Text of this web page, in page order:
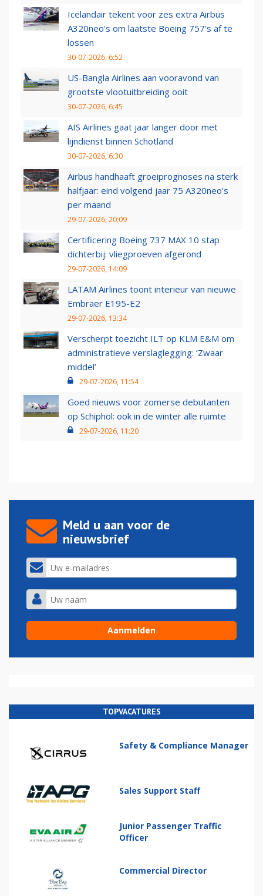
Icelandair tekent voor zes extra Airbus
A320neo's om laatste Boeing 757's af te
lossen
30-07-2026, 6:52
US-Bangla Airlines aan vooravond van
grootste vlootuitbreiding ooit
30-07-2026, 6:45
AIS Airlines gaat jaar langer door met
lijndienst binnen Schotland
30-07-2026, 6:30
Airbus handhaaft groeiprognoses na sterk
halfjaar: eind volgend jaar 75 A320neo’s
per maand
29-07-2026, 20:09
Certificering Boeing 737 MAX 10 stap
dichterbij: vliegproeven afgerond
29-07-2026, 14:09
LATAM Airlines toont interieur van nieuwe
Embraer E195-E2
29-07-2026, 13:34
Verscherpt toezicht ILT op KLM E&M om
administratieve verslaglegging: ‘Zwaar
middel’
29-07-2026, 11:54
Goed nieuws voor zomerse debutanten
op Schiphol: ook in de winter alle ruimte
29-07-2026, 11:20
Meld u aan voor de
nieuwsbrief
TOPVACATURES
Safety & Compliance Manager
Sales Support Staff
Junior Passenger Traffic
Officer
Commercial Director